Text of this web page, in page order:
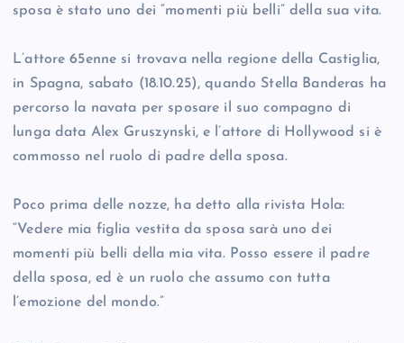
sposa è stato uno dei “momenti più belli” della sua vita.
L’attore 65enne si trovava nella regione della Castiglia,
in Spagna, sabato (18.10.25), quando Stella Banderas ha
percorso la navata per sposare il suo compagno di
lunga data Alex Gruszynski, e l’attore di Hollywood si è
commosso nel ruolo di padre della sposa.
Poco prima delle nozze, ha detto alla rivista Hola:
“Vedere mia figlia vestita da sposa sarà uno dei
momenti più belli della mia vita. Posso essere il padre
della sposa, ed è un ruolo che assumo con tutta
l’emozione del mondo.”